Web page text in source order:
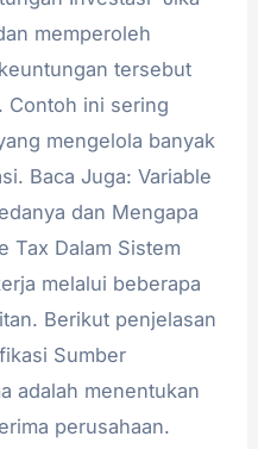
memperoleh
tersebut
Contoh ini sering
mengelola banyak
Baca Juga: Variable
dan Mengapa
Tax Dalam Sistem
melalui beberapa
Berikut penjelasan
Sumber
adalah menentukan
perusahaan.